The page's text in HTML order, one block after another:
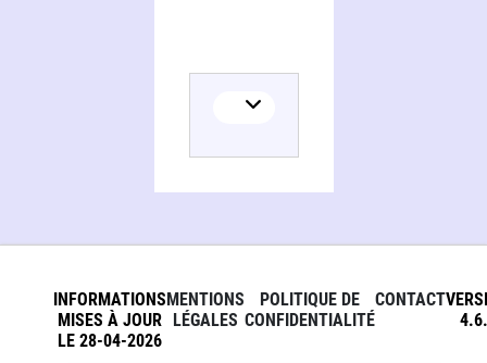
INFORMATIONS
MISES À JOUR
LE 28-04-2026
MENTIONS
LÉGALES
POLITIQUE DE
CONFIDENTIALITÉ
CONTACT